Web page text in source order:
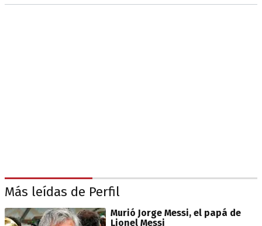
Más leídas de Perfil
Murió Jorge Messi, el papá de
Lionel Messi